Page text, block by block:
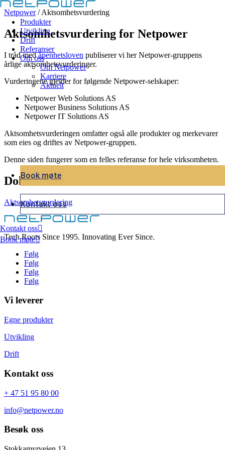
Produkter
Utvikling
Drift
Referanser
Om oss
Om Netpower
Karriere
Aktuelt
Book møte
Kontakt oss
Kontakt oss
Book møte
Netpower/Aktsomhetsvurdering
Aktsomhetsvurdering for Netpower
I tråd med åpenhetsloven publiserer vi her Netpower-gruppens
årlige aktsomhetsvurderinger.
Vurderingene gjelder for følgende Netpower-selskaper:
Netpower Web Solutions AS
Netpower Business Solutions AS
Netpower IT Solutions AS
Aktsomhetsvurderingen omfatter også alle produkter og merkevarer
som eies og driftes av Netpower-gruppen.
Denne siden fungerer som en felles referanse for hele virksomheten.
Dokumenter
Aktsomhetsvurdering
Tech Roots Since 1995. Innovating Ever Since.
Følg
Følg
Følg
Følg
Vi leverer
Egne produkter
Utvikling
Drift
Kontakt oss
+ 47 51 95 80 00
info@netpower.no
Besøk oss